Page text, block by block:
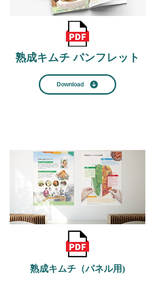
​熟成キムチ パンフレット
Download
​熟成キムチ（パネル用)